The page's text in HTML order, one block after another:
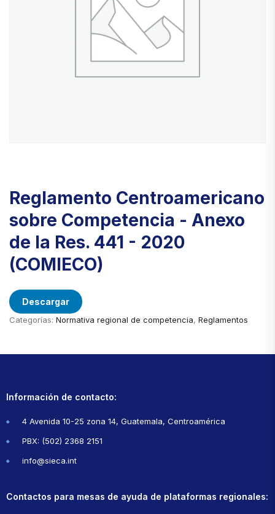
Reglamento Centroamericano
sobre Competencia - Anexo
de la Res. 441 - 2020
(COMIECO)
Descargar
Categorías: Normativa regional de competencia, Reglamentos
Información de contacto:
4 Avenida 10-25 zona 14, Guatemala, Centroamérica
PBX: (502) 2368 2151
info@sieca.int
Contactos para mesas de ayuda de plataformas regionales: